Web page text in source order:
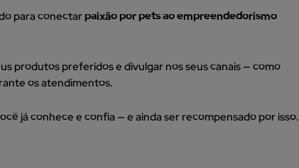
para conectarpaixão por pets ao empreendedorismo
produtos preferidos e divulgar nos seus canais — como
os atendimentos.
já conhece e confia — e ainda ser recompensado por isso.